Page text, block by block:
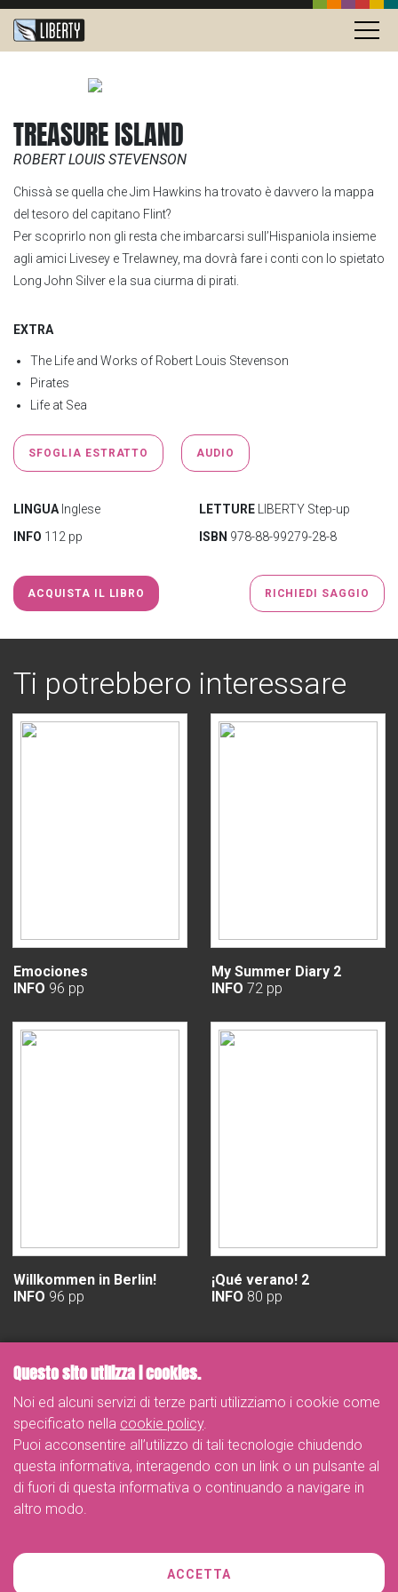
TREASURE ISLAND
ROBERT LOUIS STEVENSON
Chissà se quella che Jim Hawkins ha trovato è davvero la mappa
del tesoro del capitano Flint?
Per scoprirlo non gli resta che imbarcarsi sull’Hispaniola insieme
agli amici Livesey e Trelawney, ma dovrà fare i conti con lo spietato
Long John Silver e la sua ciurma di pirati.
EXTRA
The Life and Works of Robert Louis Stevenson
Pirates
Life at Sea
SFOGLIA ESTRATTO AUDIO
LINGUA Inglese LETTURE LIBERTY Step-up
INFO 112 pp ISBN 978-88-99279-28-8
ACQUISTA IL LIBRO RICHIEDI SAGGIO
Ti potrebbero interessare
Emociones
INFO 96 pp
My Summer Diary 2
INFO 72 pp
Willkommen in Berlin!
INFO 96 pp
¡Qué verano! 2
INFO 80 pp
Telefono
Questo sito utilizza i cookies.
Noi ed alcuni servizi di terze parti utilizziamo i cookie come
specificato nella cookie policy.
Puoi acconsentire all’utilizzo di tali tecnologie chiudendo
questa informativa, interagendo con un link o un pulsante al
di fuori di questa informativa o continuando a navigare in
altro modo.
ACCETTA